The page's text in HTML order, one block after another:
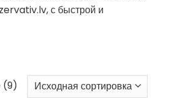
с быстрой и
(9)